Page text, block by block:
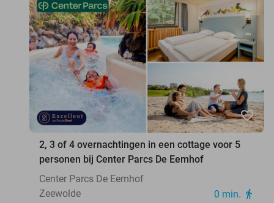
favorite_border
2, 3 of 4 overnachtingen in een cottage voor 5
personen bij Center Parcs De Eemhof
Center Parcs De Eemhof
Zeewolde
0 min. directions_walk